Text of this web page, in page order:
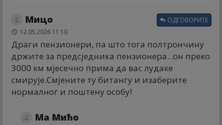
Мицо
12.05.2026 11:10
Драги пензионери, па што тога полтрончину
држите за предсједника пензионера...он преко
3000 км мјесечно прима да вас лудаке
смирује.Смјените ту битангу и изаберите
нормалног и поштену особу!
ОДГОВОРИТЕ
Ма Мићо